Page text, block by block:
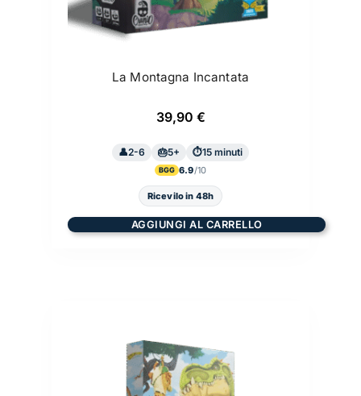
La Montagna Incantata
39,90 €
2-6 5+ 15 minuti
BGG 6.9
Ricevilo in 48h
AGGIUNGI AL CARRELLO